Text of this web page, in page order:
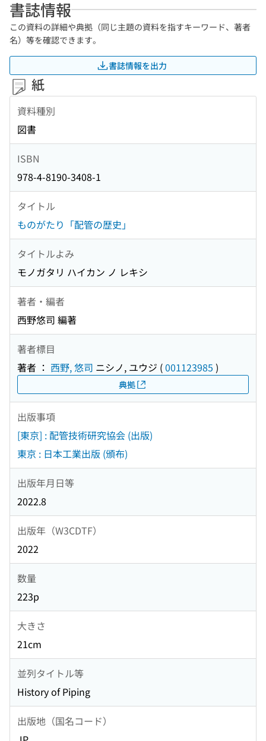
書誌情報
この資料の詳細や典拠（同じ主題の資料を指すキーワード、著者
名）等を確認できます。
書誌情報を出力
紙
資料種別
図書
ISBN
978-4-8190-3408-1
タイトル
ものがたり「配管の歴史」
タイトルよみ
モノガタリ ハイカン ノ レキシ
著者・編者
西野悠司 編著
著者標目
著者 ： 西野, 悠司 ニシノ, ユウジ (001123985 )
典拠
出版事項
[東京] : 配管技術研究協会 (出版)
東京 : 日本工業出版 (頒布)
出版年月日等
2022.8
出版年（W3CDTF）
2022
数量
223p
大きさ
21cm
並列タイトル等
History of Piping
出版地（国名コード）